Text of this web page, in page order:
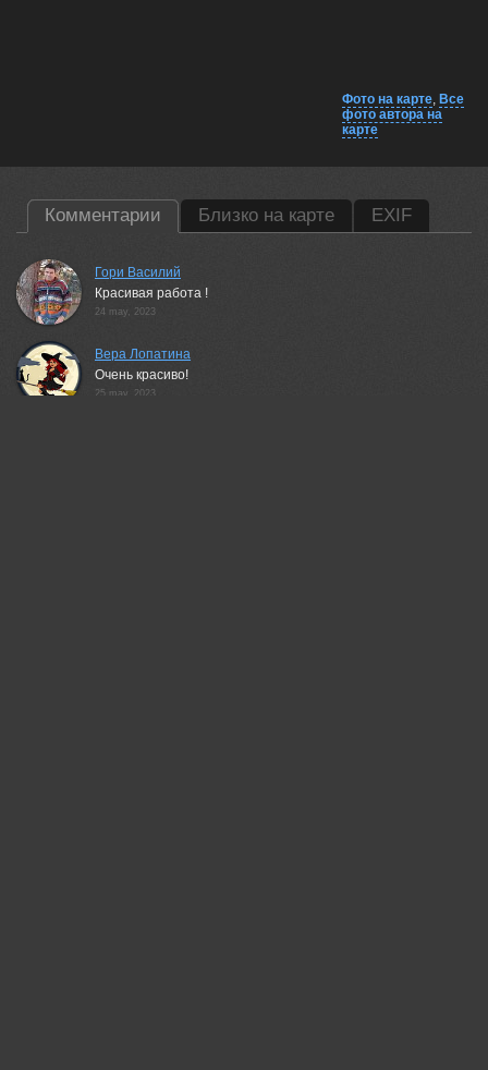
Фото на карте, Все
фото автора на
карте
Комментарии Близко на карте EXIF
Гори Василий
Красивая работа !
24 may, 2023
Вера Лопатина
Очень красиво!
25 may, 2023